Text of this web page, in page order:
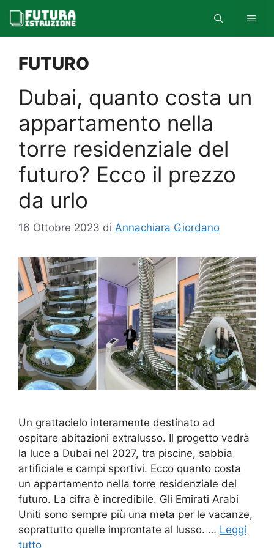
contenuto
FUTURO
Dubai, quanto costa un
appartamento nella
torre residenziale del
futuro? Ecco il prezzo
da urlo
16 Ottobre 2023 di Annachiara Giordano
Un grattacielo interamente destinato ad
ospitare abitazioni extralusso. Il progetto vedrà
la luce a Dubai nel 2027, tra piscine, sabbia
artificiale e campi sportivi. Ecco quanto costa
un appartamento nella torre residenziale del
futuro. La cifra è incredibile. Gli Emirati Arabi
Uniti sono sempre più una meta per le vacanze,
soprattutto quelle improntate al lusso. … Leggi
tutto